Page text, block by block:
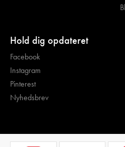
Hold dig opdateret
Facebook
Instagram
Pinterest
Nyhedsbrev